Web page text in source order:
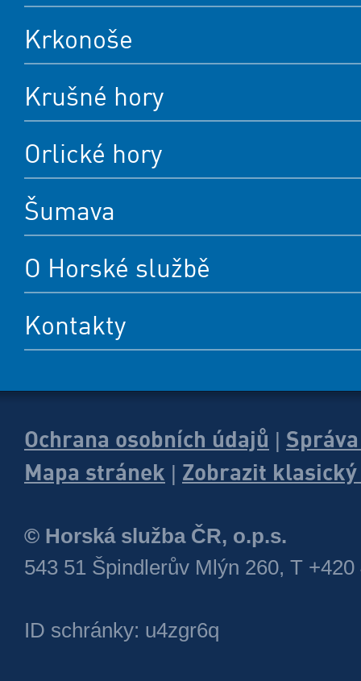
Krkonoše
Krušné hory
Orlické hory
Šumava
O Horské službě
Kontakty
Ochrana osobních údajů
Mapa stránek
Zobrazit
© Horská služba ČR, o.p.s.
543 51 Špindlerův Mlýn 260, T +420
ID schránky: u4zgr6q